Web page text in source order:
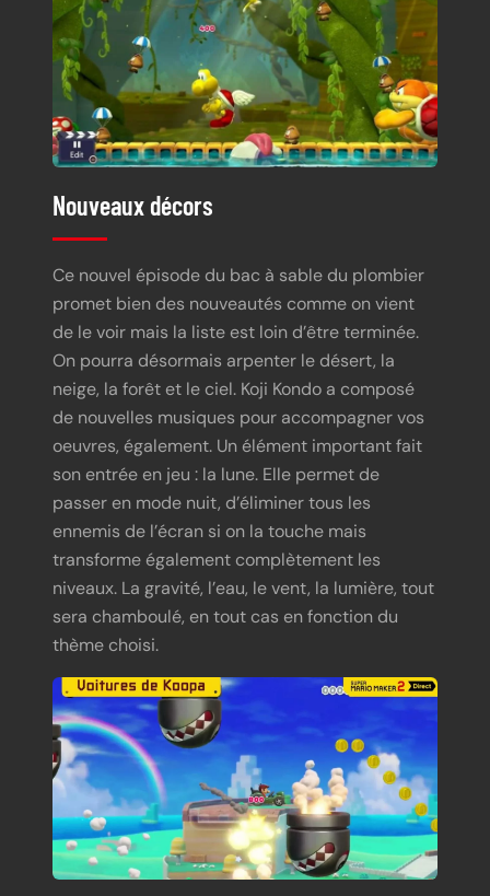
Nouveaux décors
Ce nouvel épisode du bac à sable du plombier
promet bien des nouveautés comme on vient
de le voir mais la liste est loin d’être terminée.
On pourra désormais arpenter le désert, la
neige, la forêt et le ciel. Koji Kondo a composé
de nouvelles musiques pour accompagner vos
oeuvres, également. Un élément important fait
son entrée en jeu : la lune. Elle permet de
passer en mode nuit, d’éliminer tous les
ennemis de l’écran si on la touche mais
transforme également complètement les
niveaux. La gravité, l’eau, le vent, la lumière, tout
sera chamboulé, en tout cas en fonction du
thème choisi.